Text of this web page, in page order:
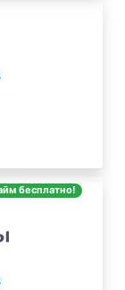
бесплатно!